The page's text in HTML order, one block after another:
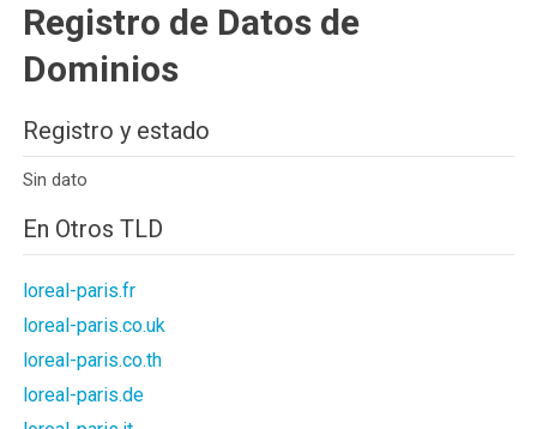
Registro de Datos de
Dominios
Registro y estado
Sin dato
En Otros TLD
loreal-paris.fr
loreal-paris.co.uk
loreal-paris.co.th
loreal-paris.de